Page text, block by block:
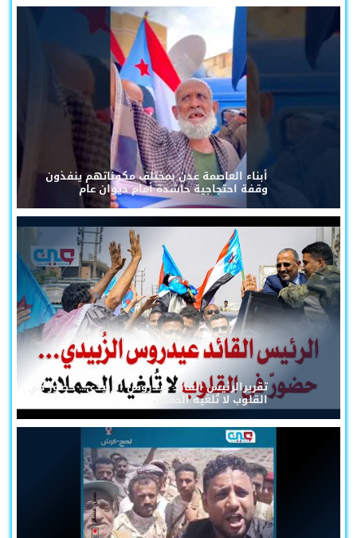
أبناء العاصمة عدن بمختلف مكوناتهم ينفذون
وقفة احتجاجية حاشدة أمام ديوان عام
تقريرالرئيس القائد عيدروس الزُبيدي... حضورٌ في
القلوب لا تُلغيه الحملات